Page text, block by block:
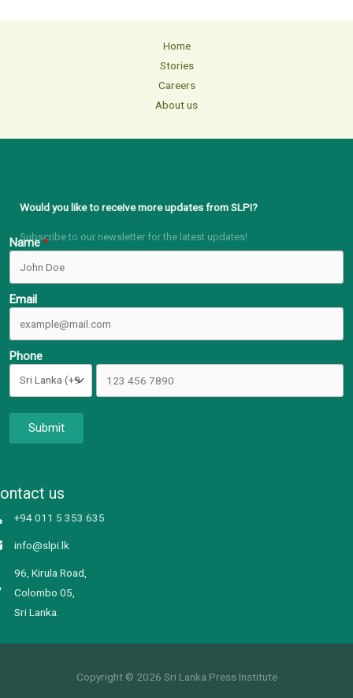
Home
Stories
Careers
About us
Would you like to receive more updates from SLPI?
Subscribe to our newsletter for the latest updates!
Name
Email
Phone
Submit
us
+94 011 5 353 635
info@slpi.lk
96, Kirula Road,
Colombo 05,
Sri Lanka.
Copyright © 2026 Sri Lanka Press Institute